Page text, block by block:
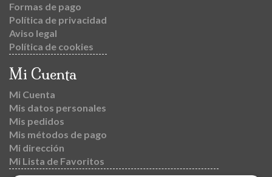
Formas de pago
Política de privacidad
Aviso legal
Política de cookies
Mi Cuenta
Mi Cuenta
Mis datos personales
Mis pedidos
Mis métodos de pago
Mi dirección
Mi Lista de Favoritos